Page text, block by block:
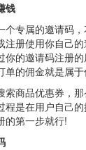
钱
个专属的邀请码
注册使用你自己
你的邀请码注册
的佣金就是属于
索商品优惠券，
程是在用户自己
的第一步就行!